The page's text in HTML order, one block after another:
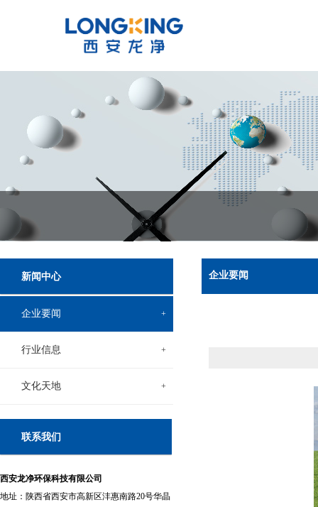
新闻中心
企业要闻 +
行业信息 +
文化天地 +
联系我们
西安龙净环保科技有限公司
地址：陕西省西安市高新区沣惠南路20号华晶
企业要闻